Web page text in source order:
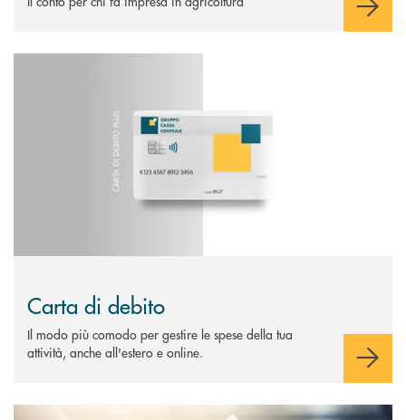
Carta di debito
Il modo più comodo per gestire le spese della tua
attività, anche all'estero e online.